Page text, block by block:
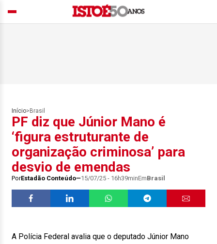
Início> Brasil
PF diz que Júnior Mano é
‘figura estruturante de
organização criminosa’ para
desvio de emendas
PorEstadão Conteúdo 15/07/25 - 16h39minEmBrasil
A Polícia Federal avalia que o deputado Júnior Mano